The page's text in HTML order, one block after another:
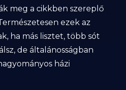
meg a cikkben szereplő
ezek az
ha más lisztet, több sót
de általánosságban
házi